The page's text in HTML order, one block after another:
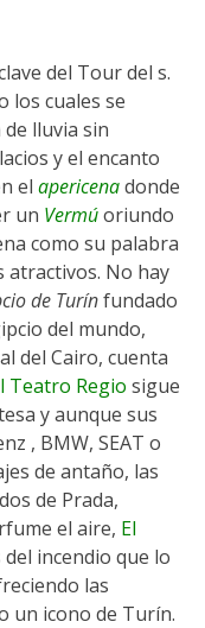
del Tour del s.
los cuales se
lluvia sin
y el encanto
el apericenadonde
un Vermúoriundo
como su palabra
atractivos. No hay
de Turínfundado
del mundo,
del Cairo, cuenta
Teatro Regio sigue
y aunque sus
, BMW, SEAT o
de antaño, las
de Prada,
el aire, El
del incendio que lo
las
un icono de Turín.